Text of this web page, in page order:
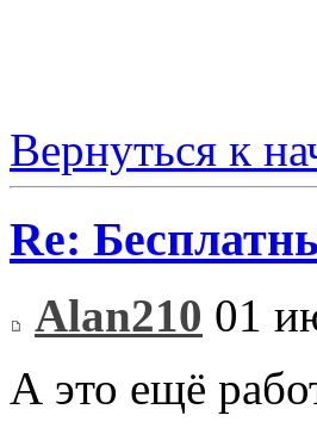
Вернуться к
Re:
Alan210 01
А это ещё